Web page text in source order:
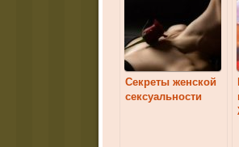
Секреты женской
сексуальности